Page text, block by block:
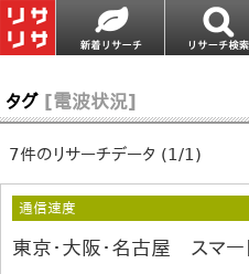
タグ [電波状況]
7件のリサーチデータ (1/1)
通信速度
東京・大阪・名古屋 スマー